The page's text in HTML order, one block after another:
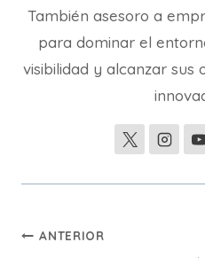
También asesoro a
para dominar el
visibilidad y alcanzar sus
Navegación
ANTERIOR